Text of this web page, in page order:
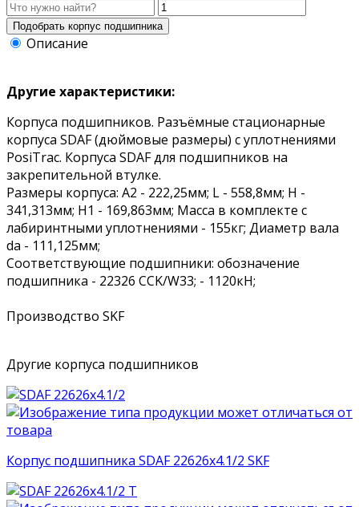
Описание
Другие характеристики:
Корпуса подшипников. Разъёмные стационарные
корпуса SDAF (дюймовые размеры) с уплотнениями
PosiTrac. Корпуса SDAF для подшипников на
закрепительной втулке.
Размеры корпуса: A2 - 222,25мм; L - 558,8мм; H -
341,313мм; H1 - 169,863мм; Масса в комплекте с
лабиринтными уплотнениями - 155кг; Диаметр вала
da - 111,125мм;
Соответствующие подшипники: обозначение
подшипника - 22326 CCK/W33; - 1120кН;
Производство SKF
Другие корпуса подшипников
Корпус подшипника SDAF 22626x4.1/2 SKF